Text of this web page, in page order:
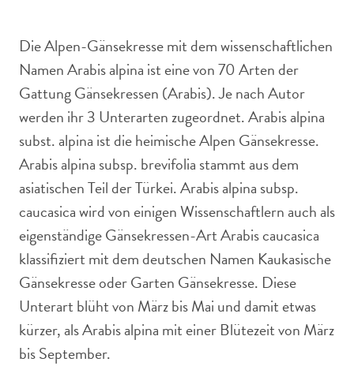
Die Alpen-Gänsekresse mit dem wissenschaftlichen
Namen Arabis alpina ist eine von 70 Arten der
Gattung Gänsekressen (Arabis). Je nach Autor
werden ihr 3 Unterarten zugeordnet. Arabis alpina
subst. alpina ist die heimische Alpen Gänsekresse.
Arabis alpina subsp. brevifolia stammt aus dem
asiatischen Teil der Türkei. Arabis alpina subsp.
caucasica wird von einigen Wissenschaftlern auch als
eigenständige Gänsekressen-Art Arabis caucasica
klassifiziert mit dem deutschen Namen Kaukasische
Gänsekresse oder Garten Gänsekresse. Diese
Unterart blüht von März bis Mai und damit etwas
kürzer, als Arabis alpina mit einer Blütezeit von März
bis September.